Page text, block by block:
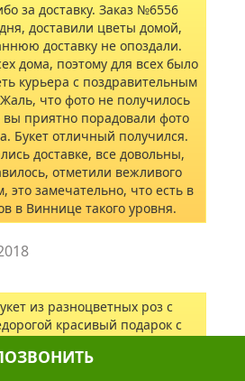
за доставку. Заказ №6556
доставили цветы домой,
доставку не опоздали.
дома, поэтому для всех было
курьера с поздравительным
что фото не получилось
вы приятно порадовали фото
Букет отличный получился.
доставке, все довольны,
отметили вежливого
это замечательно, что есть в
в Виннице такого уровня.
из разноцветных роз с
красивый подарок с
делал в день доставки,